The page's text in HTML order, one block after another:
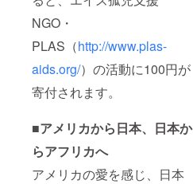
NGO・
PLAS（http://www.plas-
aids.org/）の活動に100円が
寄付されます。
■アメリカから日本、日本か
らアフリカへ
アメリカの愛を感じ、日本